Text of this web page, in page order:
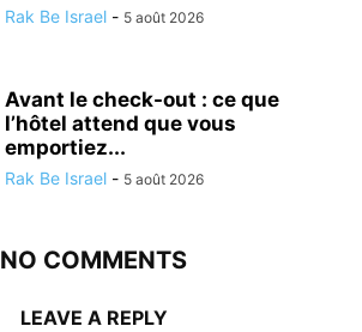
Rak Be Israel - 5 août 2026
Avant le check-out : ce que
l’hôtel attend que vous
emportiez...
Rak Be Israel - 5 août 2026
NO COMMENTS
LEAVE A REPLY